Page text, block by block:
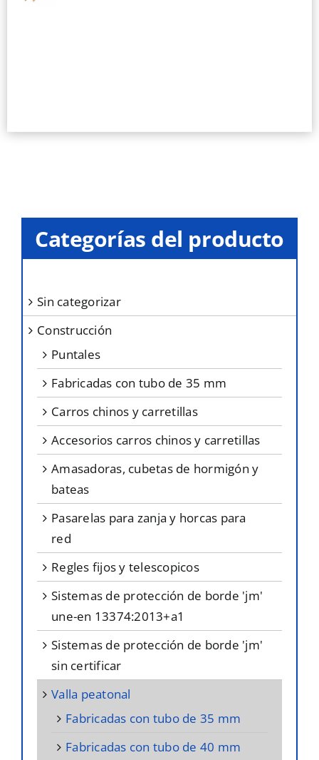
Categorías del producto
sin categorizar
construcción
puntales
fabricadas con tubo de 35 mm
carros chinos y carretillas
accesorios carros chinos y carretillas
amasadoras, cubetas de hormigón y
bateas
pasarelas para zanja y horcas para
red
regles fijos y telescopicos
sistemas de protección de borde 'jm'
une-en 13374:2013+a1
sistemas de protección de borde 'jm'
sin certificar
valla peatonal
fabricadas con tubo de 35 mm
fabricadas con tubo de 40 mm